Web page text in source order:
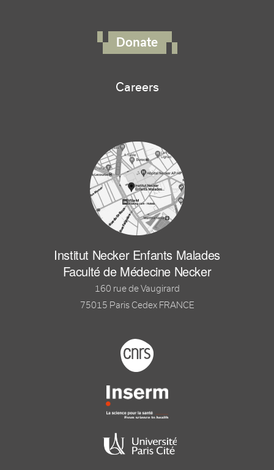
Donate
Careers
Institut Necker Enfants Malades
Faculté de Médecine Necker
160 rue de Vaugirard
75015 Paris Cedex FRANCE
Footer logo tutelles